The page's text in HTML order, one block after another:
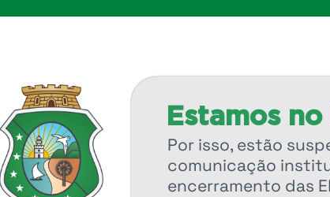
Estamos
Por isso, estão
comunicação
encerramento das